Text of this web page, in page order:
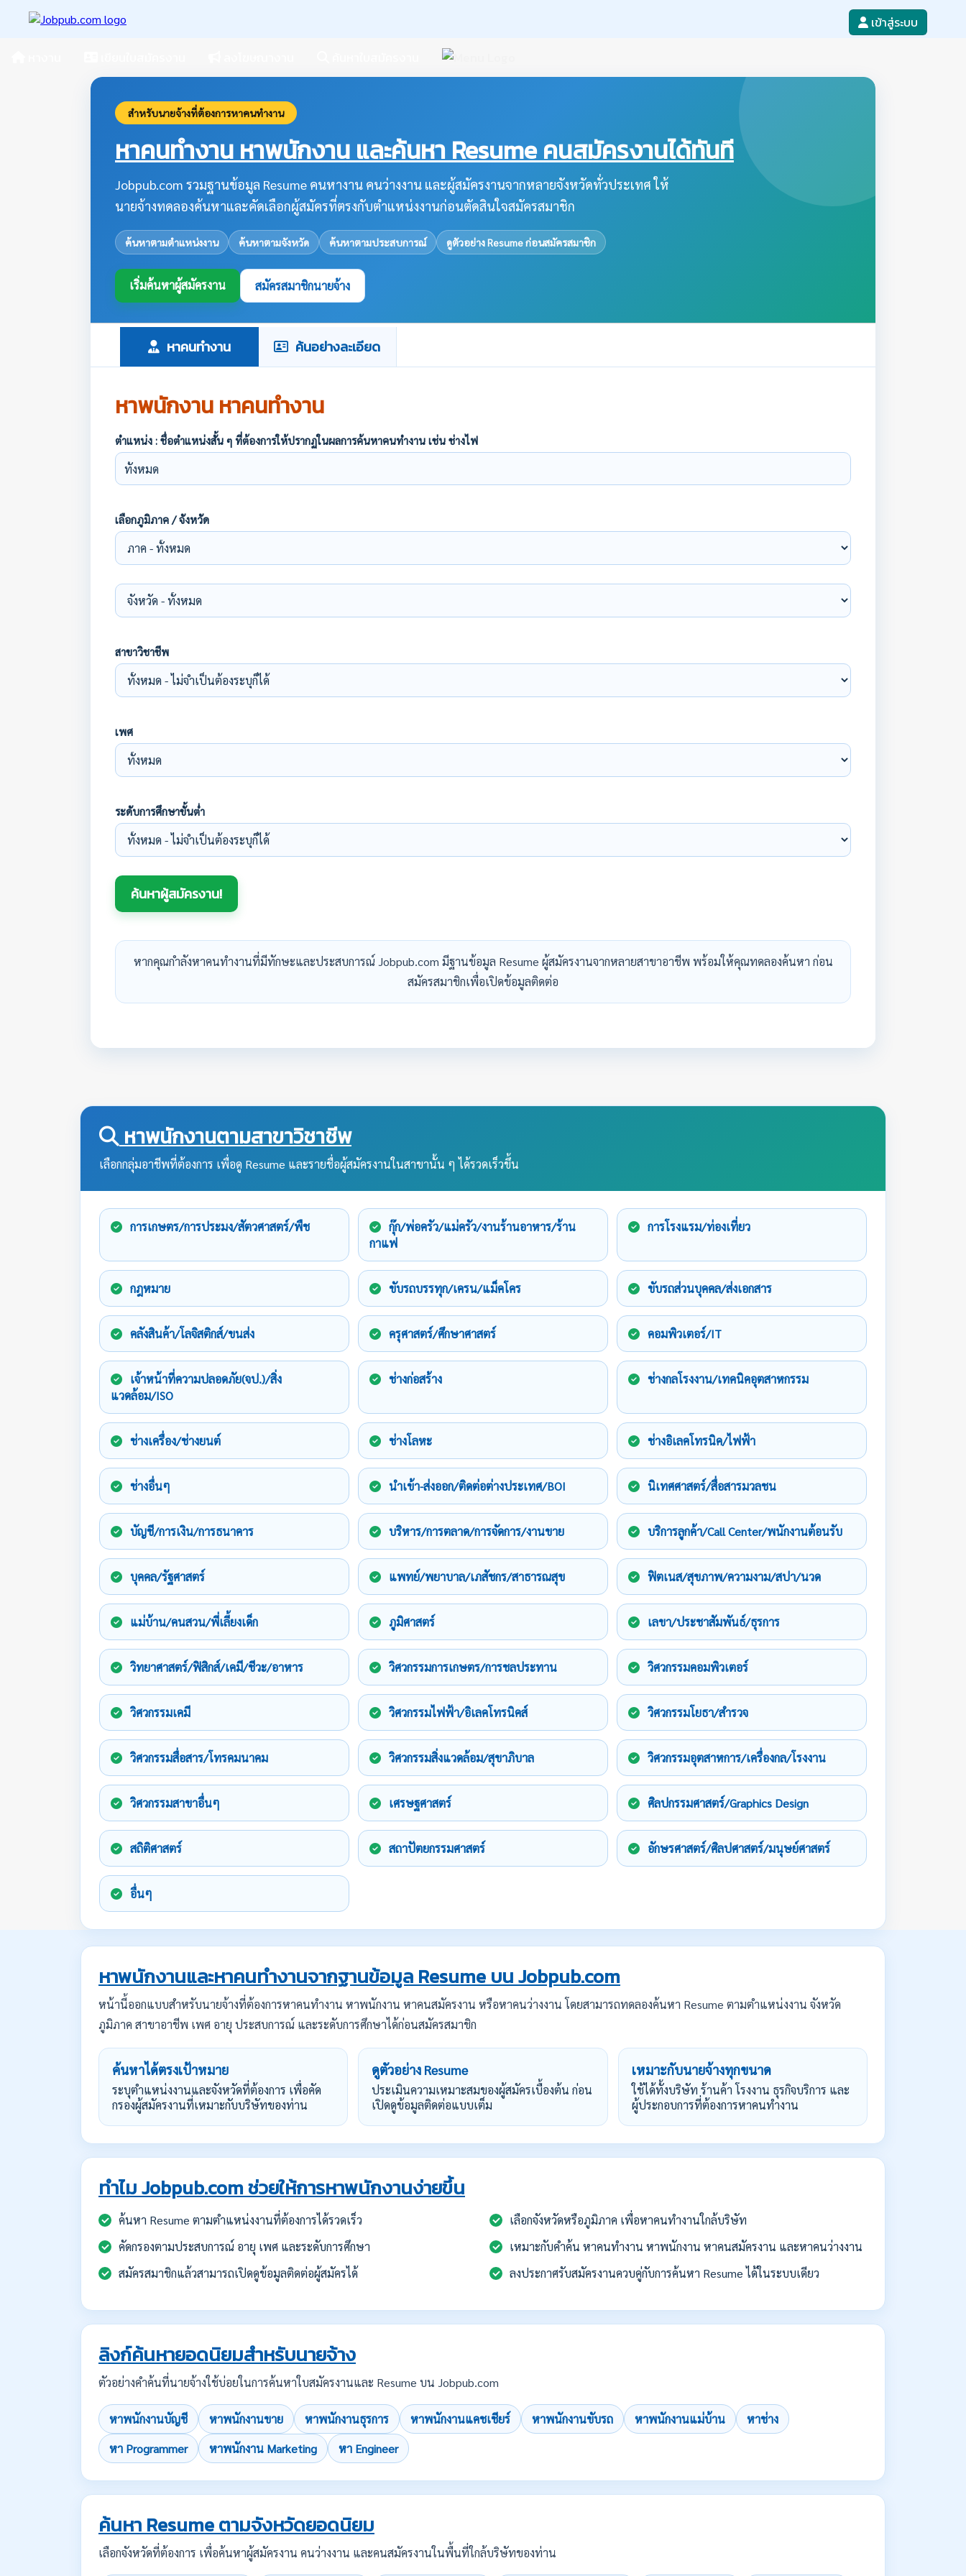
เข้าสู่ระบบ
สำหรับนายจ้างที่ต้องการหาคนทำงาน
หาคนทำงาน หาพนักงาน และค้นหา Resume คนสมัครงานได้ทันที
Jobpub.com รวมฐานข้อมูล Resume คนหางาน คนว่างงาน และผู้สมัครงานจากหลายจังหวัดทั่วประเทศ ให้
นายจ้างทดลองค้นหาและคัดเลือกผู้สมัครที่ตรงกับตำแหน่งงานก่อนตัดสินใจสมัครสมาชิก
ค้นหาตามตำแหน่งงาน ค้นหาตามจังหวัด ค้นหาตามประสบการณ์ ดูตัวอย่าง Resume ก่อนสมัครสมาชิก
เริ่มค้นหาผู้สมัครงาน สมัครสมาชิกนายจ้าง
หาคนทำงาน ค้นอย่างละเอียด
หาพนักงาน หาคนทำงาน
ตำแหน่ง : ชื่อตำแหน่งสั้น ๆ ที่ต้องการให้ปรากฏในผลการค้นหาคนทำงาน เช่น ช่างไฟ
เลือกภูมิภาค / จังหวัด
สาขาวิชาชีพ
เพศ
ระดับการศึกษาขั้นต่ำ
หากคุณกำลังหาคนทำงานที่มีทักษะและประสบการณ์ Jobpub.com มีฐานข้อมูล Resume ผู้สมัครงานจากหลายสาขาอาชีพ พร้อมให้คุณทดลองค้นหา ก่อน
สมัครสมาชิกเพื่อเปิดข้อมูลติดต่อ
หาพนักงานตามสาขาวิชาชีพ
เลือกกลุ่มอาชีพที่ต้องการ เพื่อดู Resume และรายชื่อผู้สมัครงานในสาขานั้น ๆ ได้รวดเร็วขึ้น
การเกษตร/การประมง/สัตวศาสตร์/พืช
กุ๊ก/พ่อครัว/แม่ครัว/งานร้านอาหาร/ร้าน
กาแฟ
การโรงแรม/ท่องเที่ยว
กฎหมาย ขับรถบรรทุก/เครน/แม็คโคร ขับรถส่วนบุคคล/ส่งเอกสาร
คลังสินค้า/โลจิสติกส์/ขนส่ง ครุศาสตร์/ศึกษาศาสตร์ คอมพิวเตอร์/IT
เจ้าหน้าที่ความปลอดภัย(จป.)/สิ่ง
แวดล้อม/ISO
ช่างก่อสร้าง ช่างกลโรงงาน/เทคนิคอุตสาหกรรม
ช่างเครื่อง/ช่างยนต์ ช่างโลหะ ช่างอิเลคโทรนิค/ไฟฟ้า
ช่างอื่นๆ นำเข้า-ส่งออก/ติดต่อต่างประเทศ/BOI นิเทศศาสตร์/สื่อสารมวลชน
บัญชี/การเงิน/การธนาคาร บริหาร/การตลาด/การจัดการ/งานขาย บริการลูกค้า/Call Center/พนักงานต้อนรับ
บุคคล/รัฐศาสตร์ แพทย์/พยาบาล/เภสัชกร/สาธารณสุข ฟิตเนส/สุขภาพ/ความงาม/สปา/นวด
แม่บ้าน/คนสวน/พี่เลี้ยงเด็ก ภูมิศาสตร์ เลขา/ประชาสัมพันธ์/ธุรการ
วิทยาศาสตร์/ฟิสิกส์/เคมี/ชีวะ/อาหาร วิศวกรรมการเกษตร/การชลประทาน วิศวกรรมคอมพิวเตอร์
วิศวกรรมเคมี วิศวกรรมไฟฟ้า/อิเลคโทรนิคส์ วิศวกรรมโยธา/สำรวจ
วิศวกรรมสื่อสาร/โทรคมนาคม วิศวกรรมสิ่งแวดล้อม/สุขาภิบาล วิศวกรรมอุตสาหการ/เครื่องกล/โรงงาน
วิศวกรรมสาขาอื่นๆ เศรษฐศาสตร์ ศิลปกรรมศาสตร์/Graphics Design
สถิติศาสตร์ สถาปัตยกรรมศาสตร์ อักษรศาสตร์/ศิลปศาสตร์/มนุษย์ศาสตร์
อื่นๆ
หาพนักงานและหาคนทำงานจากฐานข้อมูล Resume บน Jobpub.com
หน้านี้ออกแบบสำหรับนายจ้างที่ต้องการหาคนทำงาน หาพนักงาน หาคนสมัครงาน หรือหาคนว่างงาน โดยสามารถทดลองค้นหา Resume ตามตำแหน่งงาน จังหวัด
ภูมิภาค สาขาอาชีพ เพศ อายุ ประสบการณ์ และระดับการศึกษาได้ก่อนสมัครสมาชิก
ค้นหาได้ตรงเป้าหมาย
ระบุตำแหน่งงานและจังหวัดที่ต้องการ เพื่อคัด
กรองผู้สมัครงานที่เหมาะกับบริษัทของท่าน
ดูตัวอย่าง Resume
ประเมินความเหมาะสมของผู้สมัครเบื้องต้น ก่อน
เปิดดูข้อมูลติดต่อแบบเต็ม
เหมาะกับนายจ้างทุกขนาด
ใช้ได้ทั้งบริษัท ร้านค้า โรงงาน ธุรกิจบริการ และ
ผู้ประกอบการที่ต้องการหาคนทำงาน
ทำไม Jobpub.com ช่วยให้การหาพนักงานง่ายขึ้น
ค้นหา Resume ตามตำแหน่งงานที่ต้องการได้รวดเร็ว
เลือกจังหวัดหรือภูมิภาค เพื่อหาคนทำงานใกล้บริษัท
คัดกรองตามประสบการณ์ อายุ เพศ และระดับการศึกษา
เหมาะกับคำค้น หาคนทำงาน หาพนักงาน หาคนสมัครงาน และหาคนว่างงาน
สมัครสมาชิกแล้วสามารถเปิดดูข้อมูลติดต่อผู้สมัครได้
ลงประกาศรับสมัครงานควบคู่กับการค้นหา Resume ได้ในระบบเดียว
ลิงก์ค้นหายอดนิยมสำหรับนายจ้าง
ตัวอย่างคำค้นที่นายจ้างใช้บ่อยในการค้นหาใบสมัครงานและ Resume บน Jobpub.com
หาพนักงานบัญชี หาพนักงานขาย หาพนักงานธุรการ หาพนักงานแคชเชียร์ หาพนักงานขับรถ หาพนักงานแม่บ้าน
หาช่าง
หา Programmer
หาพนักงาน Marketing หา Engineer
ค้นหา Resume ตามจังหวัดยอดนิยม
เลือกจังหวัดที่ต้องการ เพื่อค้นหาผู้สมัครงาน คนว่างงาน และคนสมัครงานในพื้นที่ใกล้บริษัทของท่าน